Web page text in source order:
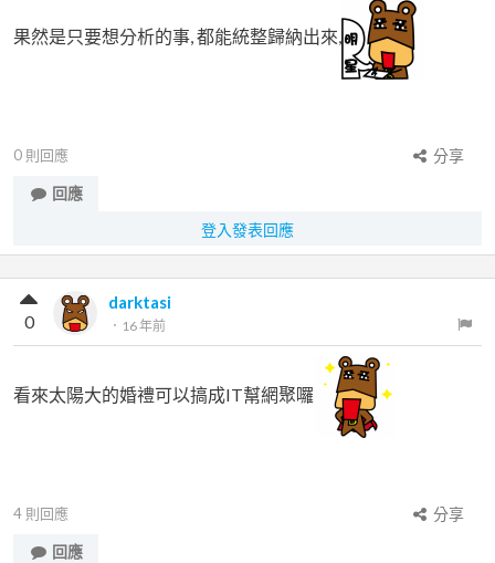
果然是只要想分析的事, 都能統整歸納出來,
0 則回應
分享
回應
登入發表回應
darktasi
． 16 年前
0
看來太陽大的婚禮可以搞成IT幫網聚囉
4 則回應
分享
回應